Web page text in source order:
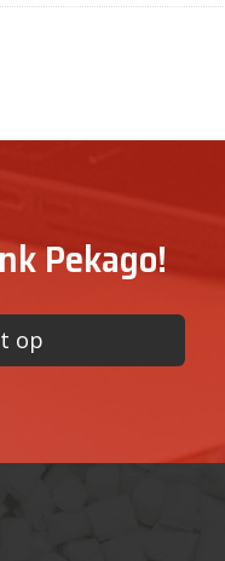
Pekago!
op